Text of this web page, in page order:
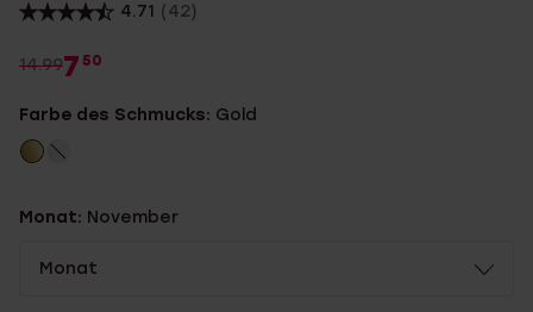
4.71 (42)
14.997 50
Farbe des Schmucks: Gold
Monat: November
Monat